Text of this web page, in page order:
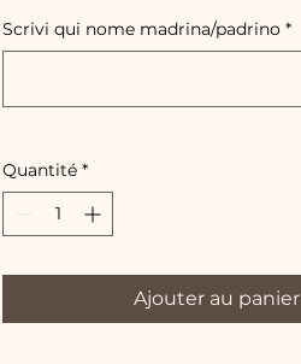
Scrivi qui nome madrina/padrino *
Quantité *
Ajouter au panier